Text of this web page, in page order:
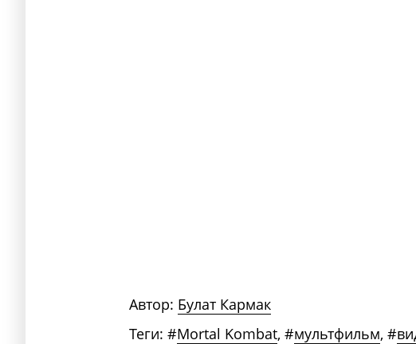
Автор: Булат Кармак
Теги: #Mortal Kombat, #мультфильм, #